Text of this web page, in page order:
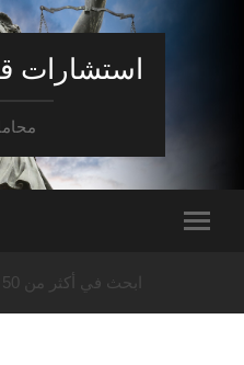
استشارات
ابحث في أكثر من 50 مليون معلومة قانونية